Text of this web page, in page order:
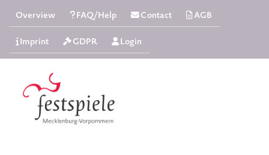
Overview FAQ/Help Contact AGB
Imprint GDPR Login